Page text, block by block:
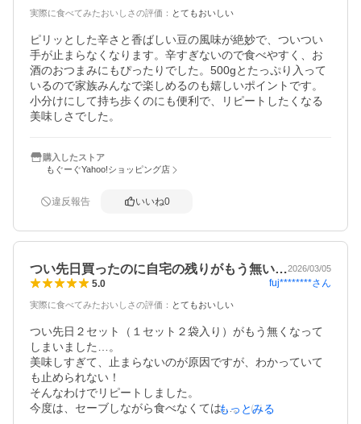
実際に食べてみたおいしさの評価 ： とてもおいしい
ピリッとした辛さと香ばしい豆の風味が絶妙で、ついつい
手が止まらなくなります。辛すぎないので食べやすく、お
酒のおつまみにもぴったりでした。500gとたっぷり入って
いるので家族みんなで楽しめるのも嬉しいポイントです。
小分けにして持ち歩くのにも便利で、リピートしたくなる
美味しさでした。
購入したストア
もぐーぐYahoo!ショッピング店
違反報告 いいね0
つい先日買ったのに自宅の残りがもう無い…2026/03/05
5.0 fuj********さん
実際に食べてみたおいしさの評価 ： とてもおいしい
つい先日２セット（１セット２袋入り）がもう無くなって
しまいました…。
美味しすぎて、止まらないのが原因ですが、わかっていて
も止められない！
そんなわけでリピートしました。
今度は、セーブしながら食べなくては…。（１袋だとカロ
もっとみる